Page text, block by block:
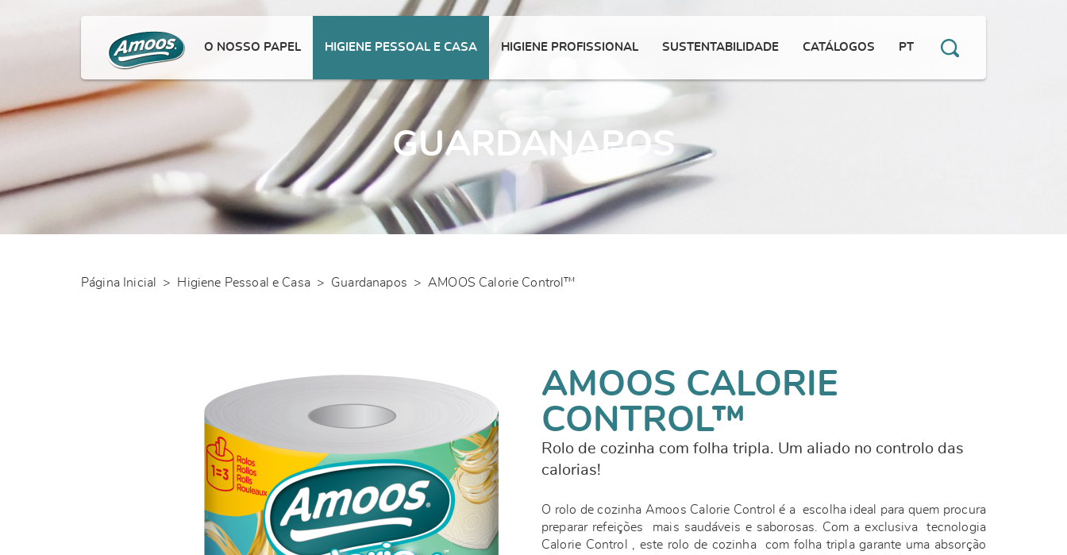
O NOSSO PAPEL HIGIENE PESSOAL E CASA HIGIENE PROFISSIONAL SUSTENTABILIDADE CATÁLOGOS PT
GUARDANAPOS
Página Inicial > Higiene Pessoal e Casa > Guardanapos > AMOOS Calorie Control™
AMOOS CALORIE
CONTROL™
Rolo de cozinha com folha tripla. Um aliado no controlo das
calorias!
O rolo de cozinha Amoos Calorie Control é a escolha ideal para quem procura
preparar refeições mais saudáveis e saborosas. Com a exclusiva tecnologia
Calorie Control , este rolo de cozinha com folha tripla garante uma absorção